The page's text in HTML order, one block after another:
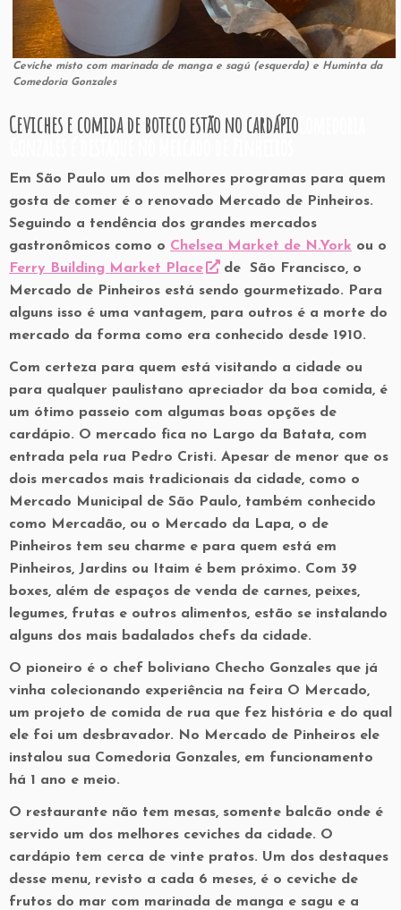
Ceviche misto com marinada de manga e sagú (esquerda) e Huminta da
Comedoria Gonzales
Ceviches e comida de boteco estão no cardápio
Em São Paulo um dos melhores programas para quem
gosta de comer é o renovado Mercado de Pinheiros.
Seguindo a tendência dos grandes mercados
gastronômicos como o Chelsea Market de N.York ou o
Ferry Building Market Place
de São Francisco, o
Mercado de Pinheiros está sendo gourmetizado. Para
alguns isso é uma vantagem, para outros é a morte do
mercado da forma como era conhecido desde 1910.
Com certeza para quem está visitando a cidade ou
para qualquer paulistano apreciador da boa comida, é
um ótimo passeio com algumas boas opções de
cardápio. O mercado fica no Largo da Batata, com
entrada pela rua Pedro Cristi. Apesar de menor que os
dois mercados mais tradicionais da cidade, como o
Mercado Municipal de São Paulo, também conhecido
como Mercadão, ou o Mercado da Lapa, o de
Pinheiros tem seu charme e para quem está em
Pinheiros, Jardins ou Itaim é bem próximo. Com 39
boxes, além de espaços de venda de carnes, peixes,
legumes, frutas e outros alimentos, estão se instalando
alguns dos mais badalados chefs da cidade.
O pioneiro é o chef boliviano Checho Gonzales que já
vinha colecionando experiência na feira O Mercado,
um projeto de comida de rua que fez história e do qual
ele foi um desbravador. No Mercado de Pinheiros ele
instalou sua Comedoria Gonzales, em funcionamento
há 1 ano e meio.
O restaurante não tem mesas, somente balcão onde é
servido um dos melhores ceviches da cidade. O
cardápio tem cerca de vinte pratos. Um dos destaques
desse menu, revisto a cada 6 meses, é o ceviche de
frutos do mar com marinada de manga e sagu e a